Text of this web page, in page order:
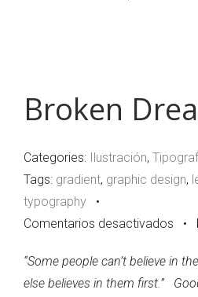
Broken
Categories: Ilustración,
Tags: gradient, graphic design,
typography •
Comentarios desactivados en
Club
•
“Some people can’t believe in
else believes in them first.”